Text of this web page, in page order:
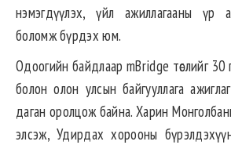
нэмэгдүүлэх, үйл ажиллагааны үр
боломж бүрдэх юм.
Одоогийн байдлаар mBridge төслийг 30
болон олон улсын байгууллага
даган оролцож байна. Харин
элсэж, Удирдах хорооны